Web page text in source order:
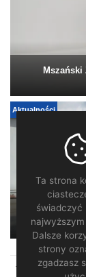
Mszański
Aktualności
Regulamin
Ta strona
świadczyć
Dalsze
strony
zgadzasz